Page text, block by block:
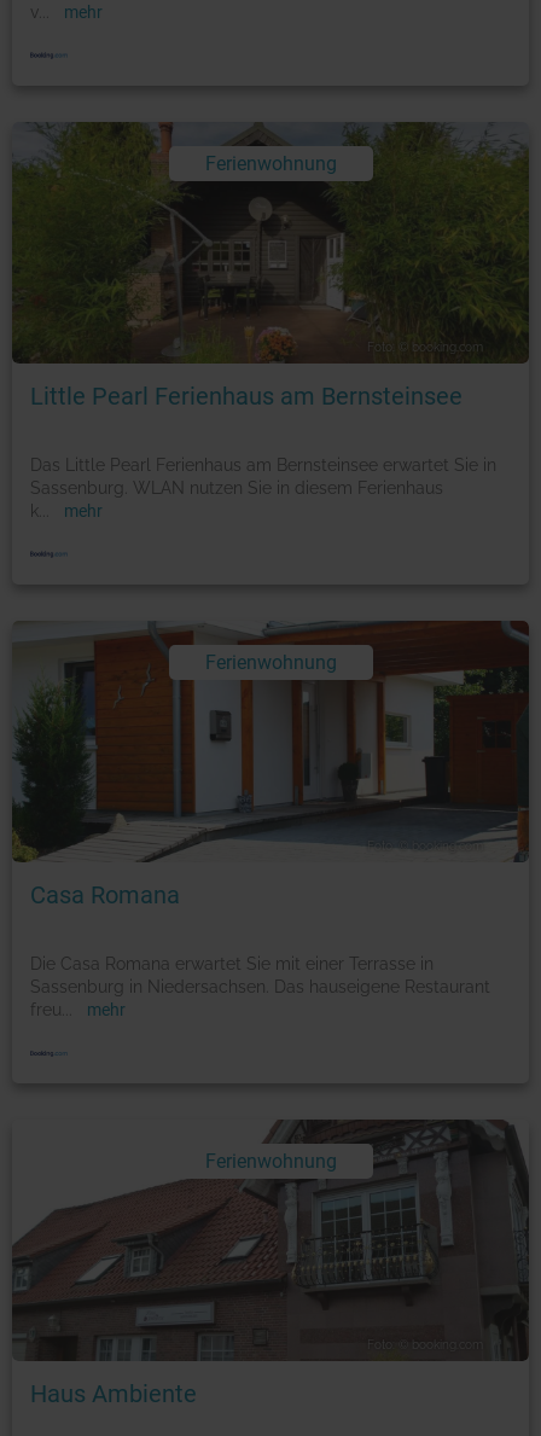
v
mehr
Ferienwohnung
Foto: © booking.com
Little Pearl Ferienhaus am Bernsteinsee
Das Little Pearl Ferienhaus am Bernsteinsee erwartet Sie in
Sassenburg. WLAN nutzen Sie in diesem Ferienhaus
k
mehr
Ferienwohnung
Foto: © booking.com
Casa Romana
Die Casa Romana erwartet Sie mit einer Terrasse in
Sassenburg in Niedersachsen. Das hauseigene Restaurant
freu
mehr
Ferienwohnung
Foto: © booking.com
Haus Ambiente